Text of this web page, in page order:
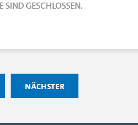
SIND GESCHLOSSEN.
nächster